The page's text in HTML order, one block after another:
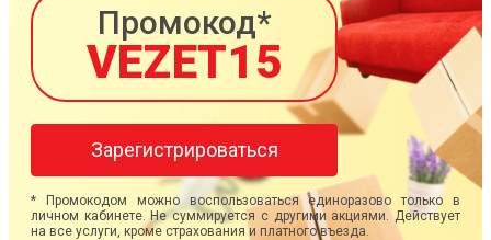
Промокод*
VEZET15
Зарегистрироваться
* Промокодом можно воспользоваться единоразово только в
личном кабинете. Не суммируется с другими акциями. Действует
на все услуги, кроме страхования и платного въезда.